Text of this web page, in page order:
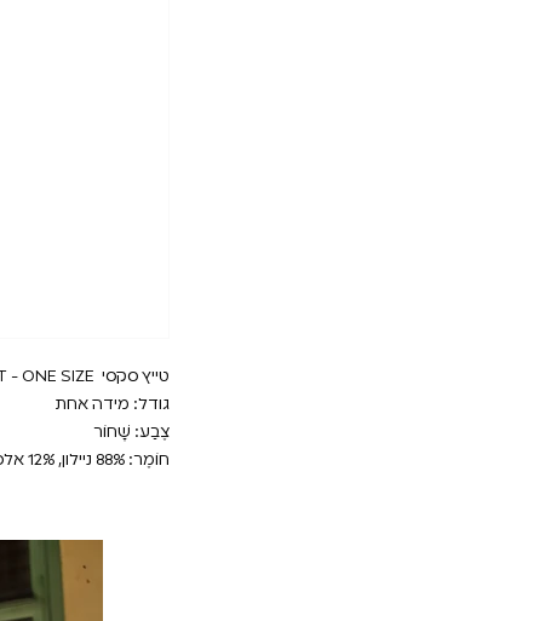
טייץ סקסי FISHNET - ONE SIZE
גודל: מידה אחת
צֶבַע: שָׁחוֹר
חוֹמֶר: 88% ניילון, 12% אלסטן